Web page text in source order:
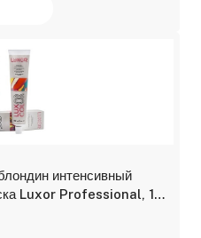
интенсивный
Luxor Professional, 100